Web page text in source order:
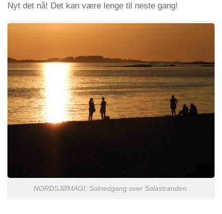
Nyt det nå! Det kan være lenge til neste gang!
NORDSJØMAGI: Solnedgang over Solastranden.